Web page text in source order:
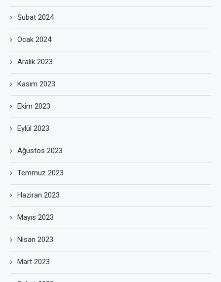
Şubat 2024
Ocak 2024
Aralık 2023
Kasım 2023
Ekim 2023
Eylül 2023
Ağustos 2023
Temmuz 2023
Haziran 2023
Mayıs 2023
Nisan 2023
Mart 2023